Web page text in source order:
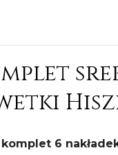
6